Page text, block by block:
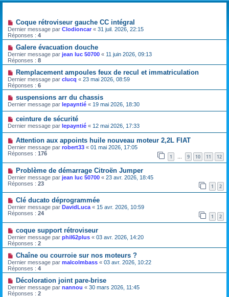
Coque rétroviseur gauche CC intégral
Dernier message par Clodioncar « 31 juil. 2026, 22:15
Réponses : 4
Galere évacuation douche
Dernier message par jean luc 50700 « 11 juin 2026, 09:13
Réponses : 8
Remplacement ampoules feux de recul et immatriculation
Dernier message par clucq « 23 mai 2026, 08:59
Réponses : 6
suspensions arr du chassis
Dernier message par lepayntié « 19 mai 2026, 18:30
ceinture de sécurité
Dernier message par lepayntié « 12 mai 2026, 17:33
Attention aux appoints huile nouveau moteur 2,2L FIAT
Dernier message par robert33 « 01 mai 2026, 17:05
Réponses : 176 1 … 9 10 11 12
Problème de démarrage Citroën Jumper
Dernier message par jean luc 50700 « 23 avr. 2026, 18:45
Réponses : 23 1 2
Clé ducato déprogrammée
Dernier message par DavidLuca « 15 avr. 2026, 10:59
Réponses : 24 1 2
coque support rétroviseur
Dernier message par phil62plus « 03 avr. 2026, 14:20
Réponses : 2
Chaîne ou courroie sur nos moteurs ?
Dernier message par malcolmbass « 03 avr. 2026, 10:22
Réponses : 4
Décoloration joint pare-brise
Dernier message par nannou « 30 mars 2026, 11:45
Réponses : 2